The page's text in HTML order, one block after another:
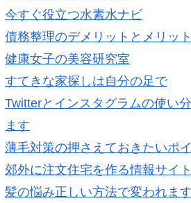
今すぐ役立つ水素水ナビ
債務整理のデメリットとメリット
健康女子の美容研究室
すてきな家探しは自分の足で
Twitterとインスタグラムの使い
ます
薄毛対策の押さえておきたいポ
郊外に注文住宅を作る情報サイト
髪の悩み正しい方法で変われます